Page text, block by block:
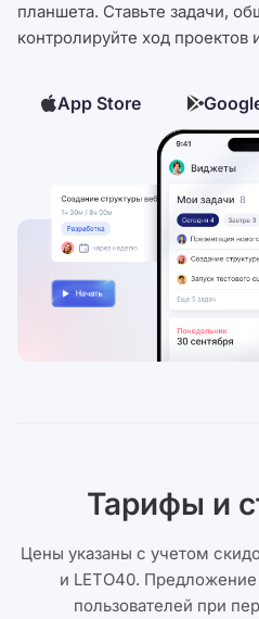
планшета. Ставьте задачи,
контролируйте ход
App Store
Тарифы и
Цены указаны с учетом
и LETO40. Предложение
пользователей при